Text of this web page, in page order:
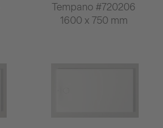
Tempano #720206
1600 x 750 mm